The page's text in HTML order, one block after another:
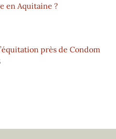
en Aquitaine ?
près de Condom